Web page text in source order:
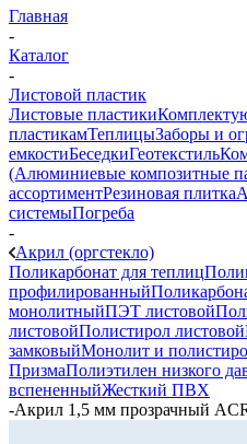
Главная
-
Каталог
-
Листовой пластик
Листовые пластики
пластикамТеплицыЗаборы и
емкостиБеседкиГеотекстиль
(Алюминиевые композитные
ассортиментРезиновая плитка
системыПогреба
-
Акрил (оргстекло)
Поликарбонат для теплиц
профилированный
монолитныйПЭТ листовой
листовойПолистирол листовой
замковыйМонолит и
ПризмаПолиэтилен низкого
вспененныйЖесткий ПВХ
-Акрил 1,5 мм прозрачный